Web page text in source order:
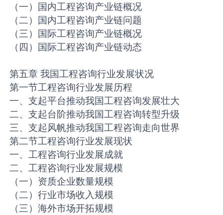
（一）国内工程咨询产业链概况
（二）国内工程咨询产业链问题
（三）国际工程咨询产业链概况
（四）国际工程咨询产业链动态
第五章 我国工程咨询行业发展状况
第一节工程咨询行业发展历程
一、支起平台推动我国工程咨询发展壮大
二、支起台阶推动我国工程咨询转型升级
三、支起风帆推动我国工程咨询走向世界
第二节工程咨询行业发展现状
一、工程咨询行业发展成就
二、工程咨询行业发展规模
（一）资质企业数量规模
（二）行业市场收入规模
（三）海外市场开拓规模